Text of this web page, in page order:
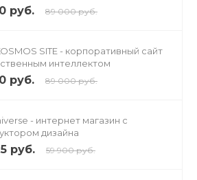
руб. 89 000 руб.
SITE - корпоративный сайт
интеллектом
руб. 89 000 руб.
- интернет магазин с
дизайна
руб. 59 900 руб.